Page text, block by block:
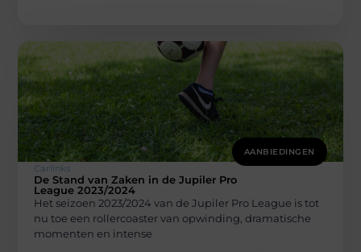
AANBIEDINGEN
Carlinks
De Stand van Zaken in de Jupiler Pro
League 2023/2024
Het seizoen 2023/2024 van de Jupiler Pro League is tot
nu toe een rollercoaster van opwinding, dramatische
momenten en intense